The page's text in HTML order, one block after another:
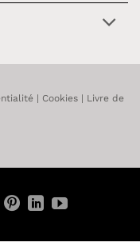
Cookies
Livre de